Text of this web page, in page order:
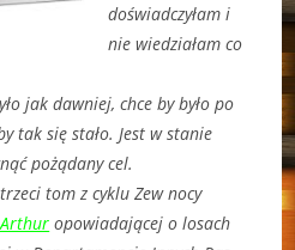
doświadczyłam i
nie wiedziałam co
jak dawniej, chce by było po
tak się stało. Jest w stanie
pożądany cel.
tom z cyklu Zew nocy
opowiadającej o losach